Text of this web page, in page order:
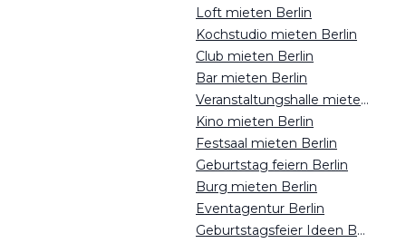
Loft mieten Berlin
Kochstudio mieten Berlin
Club mieten Berlin
Bar mieten Berlin
Veranstaltungshalle mieten Berlin
Kino mieten Berlin
Festsaal mieten Berlin
Geburtstag feiern Berlin
Burg mieten Berlin
Eventagentur Berlin
Geburtstagsfeier Ideen Berlin